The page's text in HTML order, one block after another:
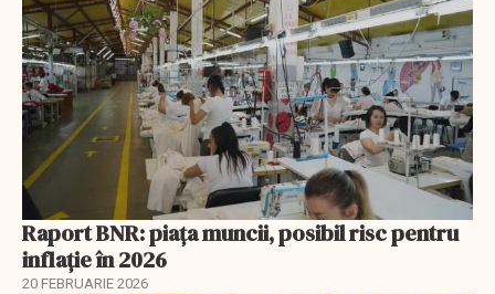
Raport BNR: piața muncii, posibil risc pentru
inflație în 2026
20 FEBRUARIE 2026